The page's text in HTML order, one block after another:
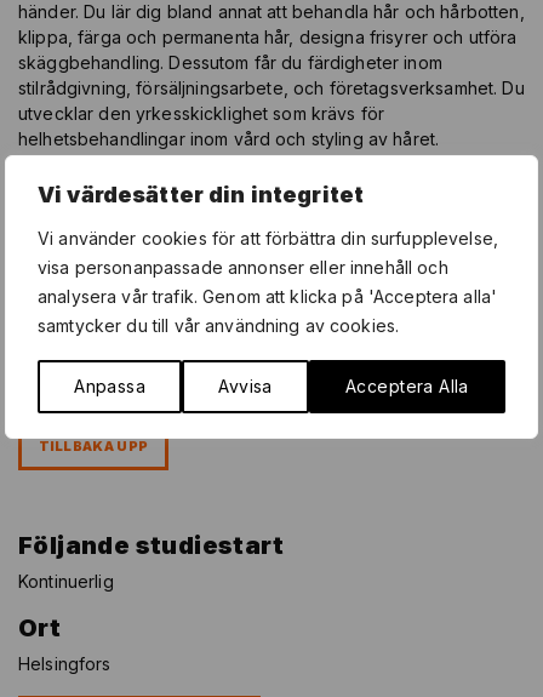
Vi värdesätter din integritet
Vi använder cookies för att förbättra din surfupplevelse,
visa personanpassade annonser eller innehåll och
analysera vår trafik. Genom att klicka på 'Acceptera alla'
samtycker du till vår användning av cookies.
Anpassa Avvisa Acceptera Alla
Följande studiestart
Kontinuerlig
Ort
Helsingfors
händer. Du lär dig bland annat att behandla hår och hårbotten,
klippa, färga och permanenta hår, designa frisyrer och utföra
skäggbehandling. Dessutom får du färdigheter inom
stilrådgivning, försäljningsarbete, och företagsverksamhet. Du
utvecklar den yrkesskicklighet som krävs för
helhetsbehandlingar inom vård och styling av håret.
Utbildningen sker delvis i skolans egen salong, Practicum
Hair. Redan i början av dina studier har du ett konkret
samarbete med arbetslivet i form av gemensamma projekt
och inlärningsperioder i hårsalonger utanför skolan.
Studiestart
TILLBAKA UPP